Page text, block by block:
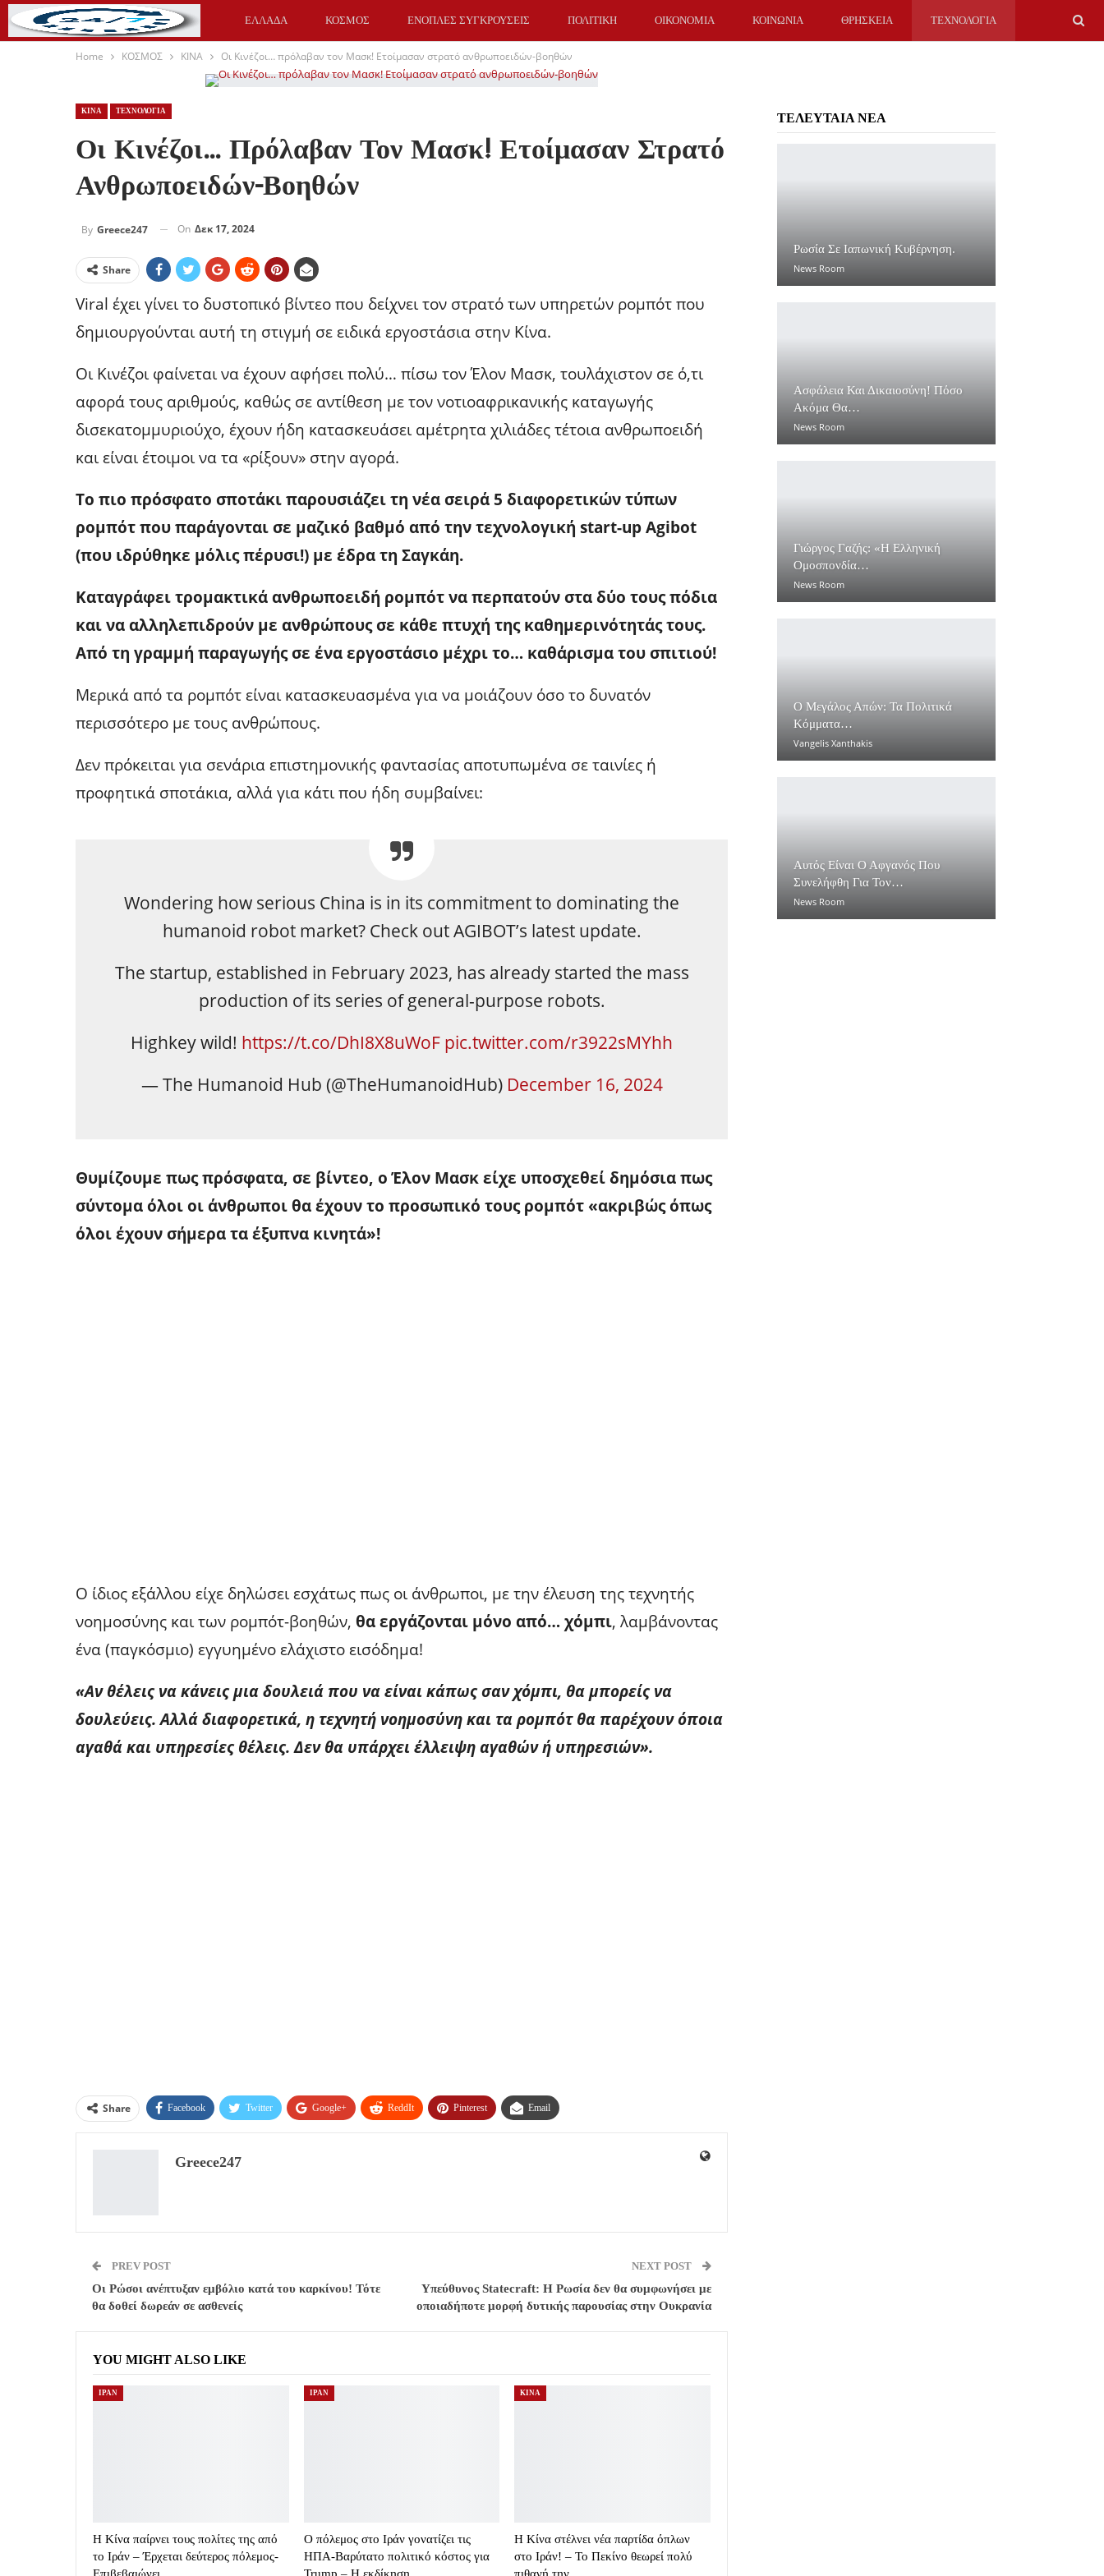
ΕΛΛΑΔΑ ΚΟΣΜΟΣ ΕΝΟΠΛΕΣ ΣΥΓΚΡΟΥΣΕΙΣ ΠΟΛΙΤΙΚΗ ΟΙΚΟΝΟΜΙΑ ΚΟΙΝΩΝΙΑ ΘΡΗΣΚΕΙΑ ΤΕΧΝΟΛΟΓΙΑ
ΥΓΕΙΑ ΑΘΛΗΤΙΚΑ
Home ΚΟΣΜΟΣ ΚΙΝΑ Οι Κινέζοι… πρόλαβαν τον Μασκ! Ετοίμασαν στρατό ανθρωποειδών-βοηθών
ΚΙΝΑ ΤΕΧΝΟΛΟΓΙΑ
Οι Κινέζοι… Πρόλαβαν Τον Μασκ! Ετοίμασαν Στρατό
Ανθρωποειδών-Βοηθών
By Greece247 On Δεκ 17, 2024
Share
Viral έχει γίνει το δυστοπικό βίντεο που δείχνει τον στρατό των υπηρετών ρομπότ που
δημιουργούνται αυτή τη στιγμή σε ειδικά εργοστάσια στην Κίνα.
Οι Κινέζοι φαίνεται να έχουν αφήσει πολύ… πίσω τον Έλον Μασκ, τουλάχιστον σε ό,τι
αφορά τους αριθμούς, καθώς σε αντίθεση με τον νοτιοαφρικανικής καταγωγής
δισεκατομμυριούχο, έχουν ήδη κατασκευάσει αμέτρητα χιλιάδες τέτοια ανθρωποειδή
και είναι έτοιμοι να τα «ρίξουν» στην αγορά.
Το πιο πρόσφατο σποτάκι παρουσιάζει τη νέα σειρά 5 διαφορετικών τύπων
ρομπότ που παράγονται σε μαζικό βαθμό από την τεχνολογική start-up Agibot
(που ιδρύθηκε μόλις πέρυσι!) με έδρα τη Σαγκάη.
Καταγράφει τρομακτικά ανθρωποειδή ρομπότ να περπατούν στα δύο τους πόδια
και να αλληλεπιδρούν με ανθρώπους σε κάθε πτυχή της καθημερινότητάς τους.
Από τη γραμμή παραγωγής σε ένα εργοστάσιο μέχρι το… καθάρισμα του σπιτιού!
Μερικά από τα ρομπότ είναι κατασκευασμένα για να μοιάζουν όσο το δυνατόν
περισσότερο με τους ανθρώπους.
Δεν πρόκειται για σενάρια επιστημονικής φαντασίας αποτυπωμένα σε ταινίες ή
προφητικά σποτάκια, αλλά για κάτι που ήδη συμβαίνει:
Wondering how serious China is in its commitment to dominating the
humanoid robot market? Check out AGIBOT’s latest update.
The startup, established in February 2023, has already started the mass
production of its series of general-purpose robots.
Highkey wild! https://t.co/DhI8X8uWoF pic.twitter.com/r3922sMYhh
— The Humanoid Hub (@TheHumanoidHub) December 16, 2024
Θυμίζουμε πως πρόσφατα, σε βίντεο, ο Έλον Μασκ είχε υποσχεθεί δημόσια πως
σύντομα όλοι οι άνθρωποι θα έχουν το προσωπικό τους ρομπότ «ακριβώς όπως
όλοι έχουν σήμερα τα έξυπνα κινητά»!
Ο ίδιος εξάλλου είχε δηλώσει εσχάτως πως οι άνθρωποι, με την έλευση της τεχνητής
νοημοσύνης και των ρομπότ-βοηθών, θα εργάζονται μόνο από… χόμπι, λαμβάνοντας
ένα (παγκόσμιο) εγγυημένο ελάχιστο εισόδημα!
«Αν θέλεις να κάνεις μια δουλειά που να είναι κάπως σαν χόμπι, θα μπορείς να
δουλεύεις. Αλλά διαφορετικά, η τεχνητή νοημοσύνη και τα ρομπότ θα παρέχουν όποια
αγαθά και υπηρεσίες θέλεις. Δεν θα υπάρχει έλλειψη αγαθών ή υπηρεσιών».
Share Facebook Twitter Google+ ReddIt Pinterest Email
Greece247
PREV POST
Οι Ρώσοι ανέπτυξαν εμβόλιο κατά του καρκίνου! Τότε
θα δοθεί δωρεάν σε ασθενείς
NEXT POST
Υπεύθυνος Statecraft: Η Ρωσία δεν θα συμφωνήσει με
οποιαδήποτε μορφή δυτικής παρουσίας στην Ουκρανία
YOU MIGHT ALSO LIKE
ΙΡΑΝ
Η Κίνα παίρνει τους πολίτες της από
το Ιράν – Έρχεται δεύτερος πόλεμος-
ΙΡΑΝ
Ο πόλεμος στο Ιράν γονατίζει τις
ΗΠΑ-Βαρύτατο πολιτικό κόστος για
ΚΙΝΑ
Η Κίνα στέλνει νέα παρτίδα όπλων
στο Ιράν! – Το Πεκίνο θεωρεί πολύ
ΤΕΛΕΥΤΑΙΑ ΝΕΑ
Ρωσία Σε Ιαπωνική Κυβέρνηση.
News Room
Ασφάλεια Και Δικαιοσύνη! Πόσο
Ακόμα Θα…
News Room
Γιώργος Γαζής: «Η Ελληνική
Ομοσπονδία…
News Room
Ο Μεγάλος Απών: Τα Πολιτικά
Κόμματα…
Vangelis Xanthakis
Αυτός Είναι Ο Αφγανός Που
Συνελήφθη Για Τον…
News Room